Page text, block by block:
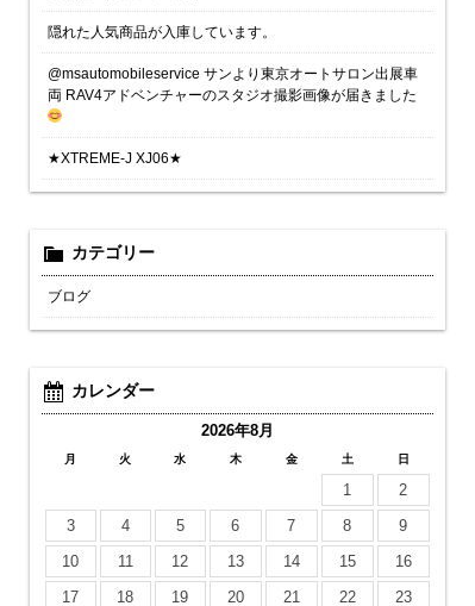
隠れた人気商品が入庫しています。
@msautomobileservice サンより東京オートサロン出展車
両 RAV4アドベンチャーのスタジオ撮影画像が届きました
★XTREME-J XJ06★
カテゴリー
ブログ
カレンダー
2026年8月
月 火 水 木 金 土 日
1
2
3
4 5 6 7 8
9
10
11 12 13 14 15
16
17
18 19 20 21 22 23